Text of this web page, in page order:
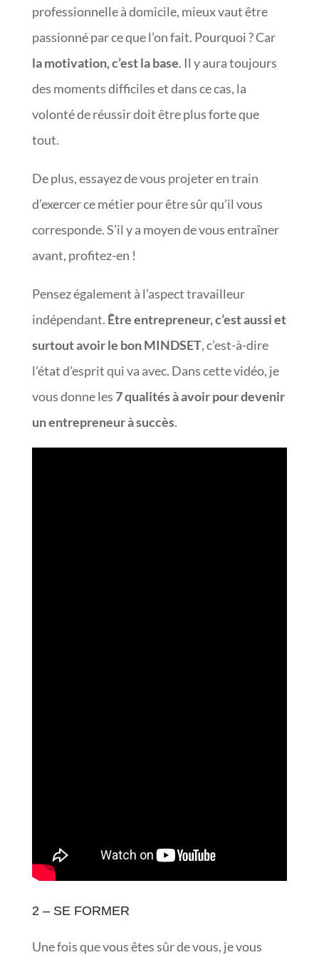
professionnelle à domicile, mieux vaut être
passionné par ce que l’on fait. Pourquoi ? Car
la motivation, c’est la base. Il y aura toujours
des moments difficiles et dans ce cas, la
volonté de réussir doit être plus forte que
tout.
De plus, essayez de vous projeter en train
d’exercer ce métier pour être sûr qu’il vous
corresponde. S’il y a moyen de vous entraîner
avant, profitez-en !
Pensez également à l’aspect travailleur
indépendant. Être entrepreneur, c’est aussi et
surtout avoir le bon MINDSET, c’est-à-dire
l’état d’esprit qui va avec. Dans cette vidéo, je
vous donne les 7 qualités à avoir pour devenir
un entrepreneur à succès.
2 – SE FORMER
Une fois que vous êtes sûr de vous, je vous